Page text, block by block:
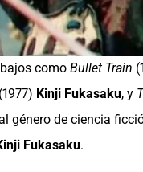
como Bullet Train
(1977) Kinji Fukasaku, y
género de ciencia
Fukasaku.